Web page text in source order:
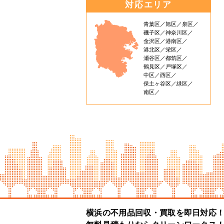
対応エリア
青葉区 旭区
泉区
磯子区
神奈川区
金沢区
港南区
港北区
栄区
瀬谷区
都筑区
鶴見区
戸塚区
中区
西区
保土ヶ谷区
緑区
南区
横浜の不用品回収・買取を即日対応